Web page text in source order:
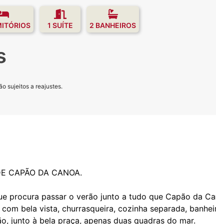
1 SUÍTE 2 BANHEIROS
sujeitos a reajustes.
CAPÃO DA CANOA.
procura passar o verão junto a tudo que Capão da
bela vista, churrasqueira, cozinha separada,